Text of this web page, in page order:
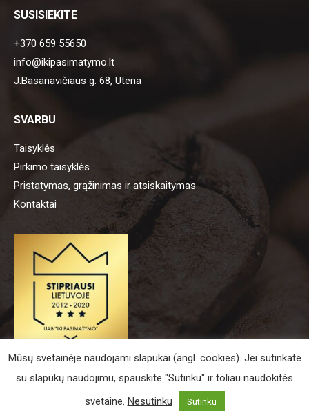
SUSISIEKITE
+370 659 55650
info@ikipasimatymo.lt
J.Basanavičiaus g. 68, Utena
SVARBU
Taisyklės
Pirkimo taisyklės
Pristatymas, grąžinimas ir atsiskaitymas
Kontaktai
UAB „Iki pasimatymo“ / Slapukų politika
Mūsų svetainėje naudojami slapukai (angl. cookies). Jei sutinkate
su slapukų naudojimu, spauskite "Sutinku" ir toliau naudokitės
svetaine. Nesutinku Sutinku